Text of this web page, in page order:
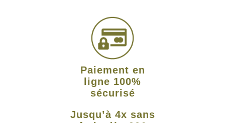
Paiement en
ligne 100%
sécurisé
Jusqu’à 4x sans